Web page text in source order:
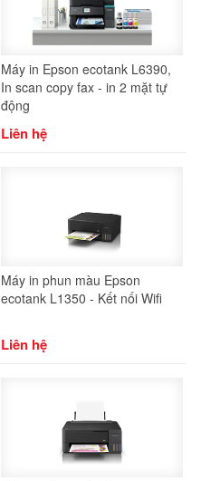
Máy in Epson ecotank L6390,
In scan copy fax - in 2 mặt tự
động
Liên hệ
Máy in phun màu Epson
ecotank L1350 - Kết nối Wifi
Liên hệ